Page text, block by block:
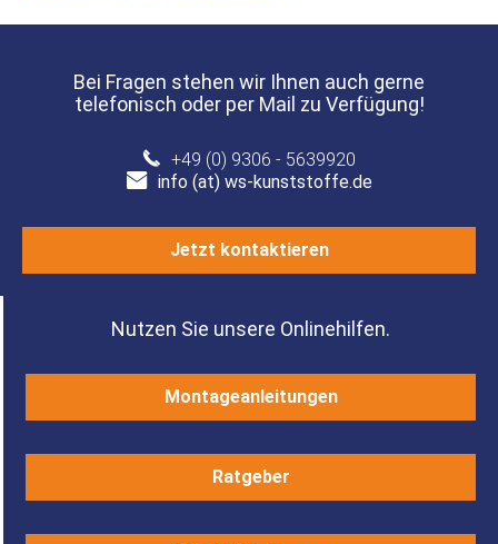
Bei Fragen stehen wir Ihnen auch gerne
telefonisch oder per Mail zu Verfügung!
+49 (0) 9306 - 5639920
info (at) ws-kunststoffe.de
Jetzt kontaktieren
Nutzen Sie unsere Onlinehilfen.
Montageanleitungen
Ratgeber